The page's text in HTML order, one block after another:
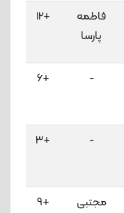
فاطمه
پارسا
+12
-
+6
-
+3
مجتبی
+9